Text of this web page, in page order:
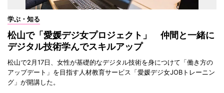
学ぶ・知る
松山で「愛媛デジ女プロジェクト」 仲間と一緒に
デジタル技術学んでスキルアップ
松山で2月17日、女性が基礎的なデジタル技術を身につけて「働き方の
アップデート」を目指す人材教育サービス「愛媛デジ女JOBトレーニン
グ」が開講した。